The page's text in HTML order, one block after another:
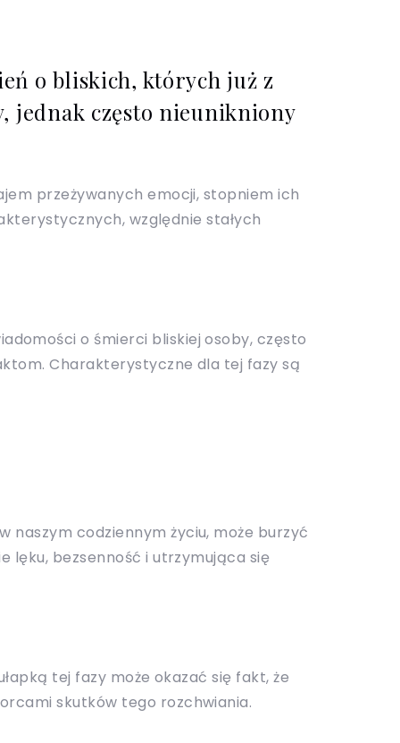
o bliskich, których już z
jednak często nieunikniony
przeżywanych emocji, stopniem ich
względnie stałych
o śmierci bliskiej osoby, często
Charakterystyczne dla tej fazy są
naszym codziennym życiu, może burzyć
lęku, bezsenność i utrzymująca się
tej fazy może okazać się fakt, że
skutków tego rozchwiania.